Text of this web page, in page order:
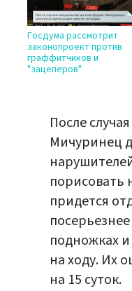
Госдума рассмотрит
законопроект против
граффитчиков и
"зацеперов"
После
Мичуринец
порисовать
придется
подножках
на ходу. Их
на 15 суток.